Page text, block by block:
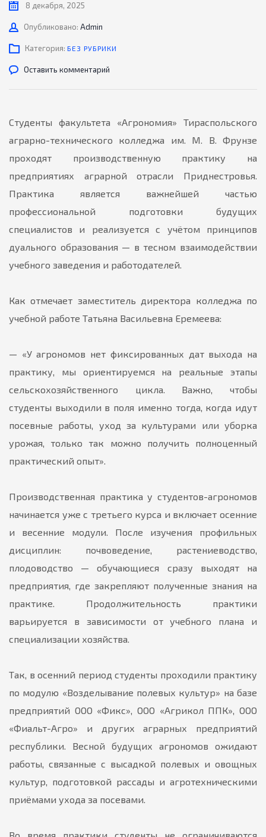
8 декабря, 2025
Опубликовано: Автор
Admin
Категория: БЕЗ РУБРИКИ
Оставить комментарий
Студенты факультета «Агрономия» Тираспольского
аграрно-технического колледжа им. М. В. Фрунзе
проходят производственную практику на
предприятиях аграрной отрасли Приднестровья.
Практика является важнейшей частью
профессиональной подготовки будущих
специалистов и реализуется с учётом принципов
дуального образования — в тесном взаимодействии
учебного заведения и работодателей.
Как отмечает заместитель директора колледжа по
учебной работе Татьяна Васильевна Еремеева:
— «У агрономов нет фиксированных дат выхода на
практику, мы ориентируемся на реальные этапы
сельскохозяйственного цикла. Важно, чтобы
студенты выходили в поля именно тогда, когда идут
посевные работы, уход за культурами или уборка
урожая, только так можно получить полноценный
практический опыт».
Производственная практика у студентов-агрономов
начинается уже с третьего курса и включает осенние
и весенние модули. После изучения профильных
дисциплин: почвоведение, растениеводство,
плодоводство — обучающиеся сразу выходят на
предприятия, где закрепляют полученные знания на
практике. Продолжительность практики
варьируется в зависимости от учебного плана и
специализации хозяйства.
Так, в осенний период студенты проходили практику
по модулю «Возделывание полевых культур» на базе
предприятий ООО «Фикс», ООО «Агрикол ППК», ООО
«Фиальт-Агро» и других аграрных предприятий
республики. Весной будущих агрономов ожидают
работы, связанные с высадкой полевых и овощных
культур, подготовкой рассады и агротехническими
приёмами ухода за посевами.